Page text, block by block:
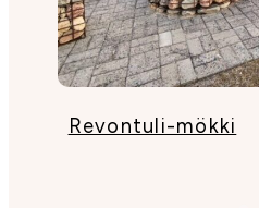
Revontuli-mökki